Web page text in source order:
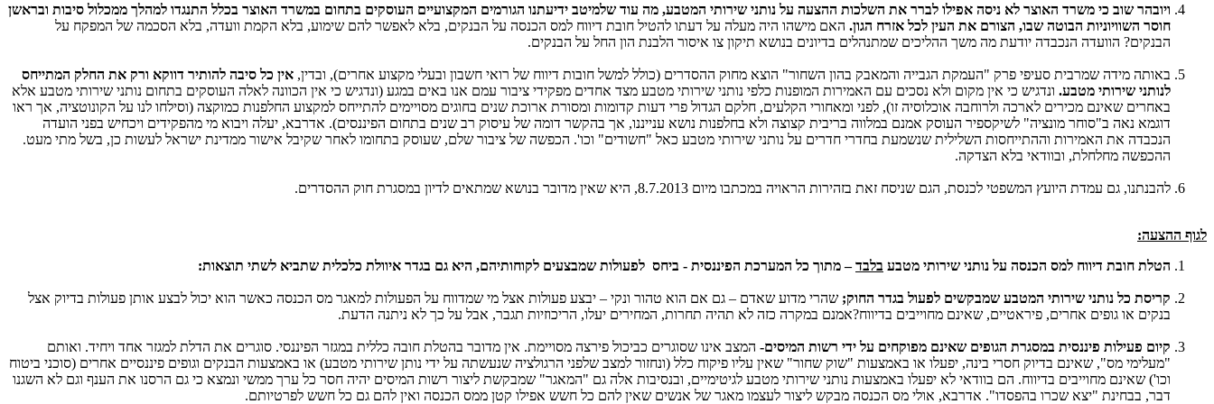
ויובהר שוב כי משרד האוצר לא ניסה אפילו לברר את השלכות ההצעה על נותני שירותי המטבע, מה עוד שלמיטב ידיעתנו הגורמים המקצועיים העוסקים בתחום במשרד האוצר בכלל התנגדו למהלך ממכלול סיבות ובראשן
חוסר השוויוניות הבוטה שבו, הצורם את העין לכל אזרח הגון. האם מישהו היה מעלה על דעתו להטיל חובת דיווח למס הכנסה על הבנקים, בלא לאפשר להם שימוע, בלא הקמת וועדה, בלא הסכמה של המפקח על
הבנקים? הוועדה הנכבדה יודעת מה משך ההליכים שמתנהלים בדיונים בנושא תיקון צו איסור הלבנת הון החל על הבנקים.
באותה מידה שמרבית סעיפי פרק "העמקת הגבייה והמאבק בהון השחור" הוצא מחוק ההסדרים (כולל למשל חובות דיווח של רואי חשבון ובעלי מקצוע אחרים), ובדין, אין כל סיבה להותיר דווקא ורק את החלק המתייחס
לנותני שירותי מטבע. ונדגיש כי אין מקום ולא נסכים עם האמירות המופנות כלפי נותני שירותי מטבע מצד אחדים מפקידי ציבור עמם אנו באים במגע (ונדגיש כי אין הכוונה לאלה העוסקים בתחום נותני שירותי מטבע אלא
באחרים שאינם מכירים לארכה ולרוחבה אוכלוסיה זו), לפני ומאחורי הקלעים, חלקם הגדול פרי דעות קדומות ומסורת ארוכת שנים בחוגים מסויימים להתייחס למקצוע החלפנות כמוקצה (וסילחו לנו על הקונוטציה, אך ראו
דוגמא נאה ב"סוחר מונציה" לשיקספיר העוסק אמנם במלווה בריבית קצוצה ולא בחלפנות נושא ענייננו, אך בהקשר דומה של עיסוק רב שנים בתחום הפיננסים). אדרבא, יעלה ויבוא מי מהפקידים ויכחיש בפני הועדה
הנכבדה את האמירות וההתייחסות השלילית שנשמעת בחדרי חדרים על נותני שירותי מטבע כאל "חשודים" וכו'. הכפשה של ציבור שלם, שעוסק בתחומו לאחר שקיבל אישור ממדינת ישראל לעשות כן, בשל מתי מעט.
ההכפשה מחלחלת, ובוודאי בלא הצדקה.
להבנתנו, גם עמדת היועץ המשפטי לכנסת, הגם שניסח זאת בזהירות הראויה במכתבו מיום 8.7.2013, היא שאין מדובר בנושא שמתאים לדיון במסגרת חוק ההסדרים.
לגוף ההצעה:
הטלת חובת דיווח למס הכנסה על נותני שירותי מטבע בלבד– מתוך כל המערכת הפיננסית - ביחס לפעולות שמבצעים לקוחותיהם, היא גם בגדר איוולת כלכלית שתביא לשתי תוצאות:
קריסת כל נותני שירותי המטבע שמבקשים לפעול בגדר החוק; שהרי מדוע שאדם – גם אם הוא טהור ונקי – יבצע פעולות אצל מי שמדווח על הפעולות למאגר מס הכנסה כאשר הוא יכול לבצע אותן פעולות בדיוק אצל
בנקים או גופים אחרים, פיראטיים, שאינם מחוייבים בדיווח?אמנם במקרה כזה לא תהיה תחרות, המחירים יעלו, הריכוזיות תגבר, אבל על כך לא ניתנה הדעת.
קיום פעילות פיננסית במסגרת הגופים שאינם מפוקחים על ידי רשות המיסים- המצב אינו שסוגרים כביכול פירצה מסויימת. אין מדובר בהטלת חובה כללית במגזר הפיננסי. סוגרים את הדלת למגזר אחד ויחיד. ואותם
"מעלימי מס", שאינם בדיוק חסרי בינה, יפעלו או באמצעות "שוק שחור" שאין עליו פיקוח כלל (ונחזור למצב שלפני הרגולציה שנעשתה על ידי נותן שירותי מטבע) או באמצעות הבנקים וגופים פיננסיים אחרים (סוכני ביטוח
וכו') שאינם מחוייבים בדיווח. הם בוודאי לא יפעלו באמצעות נותני שירותי מטבע לגיטימיים, ובנסיבות אלה גם "המאגר" שמבקשת ליצור רשות המיסים יהיה חסר כל ערך ממשי ונמצא כי גם הרסנו את הענף וגם לא השגנו
דבר, בבחינת "יצא שכרו בהפסדו". אדרבא, אולי מס הכנסה מבקש ליצור לעצמו מאגר של אנשים שאין להם כל חשש אפילו קטן ממס הכנסה ואין להם גם כל חשש לפרטיותם.